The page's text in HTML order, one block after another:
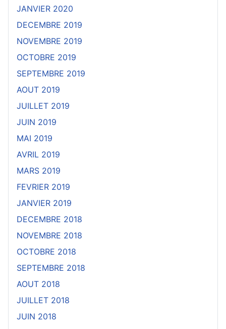
JANVIER 2020
DECEMBRE 2019
NOVEMBRE 2019
OCTOBRE 2019
SEPTEMBRE 2019
AOUT 2019
JUILLET 2019
JUIN 2019
MAI 2019
AVRIL 2019
MARS 2019
FEVRIER 2019
JANVIER 2019
DECEMBRE 2018
NOVEMBRE 2018
OCTOBRE 2018
SEPTEMBRE 2018
AOUT 2018
JUILLET 2018
JUIN 2018